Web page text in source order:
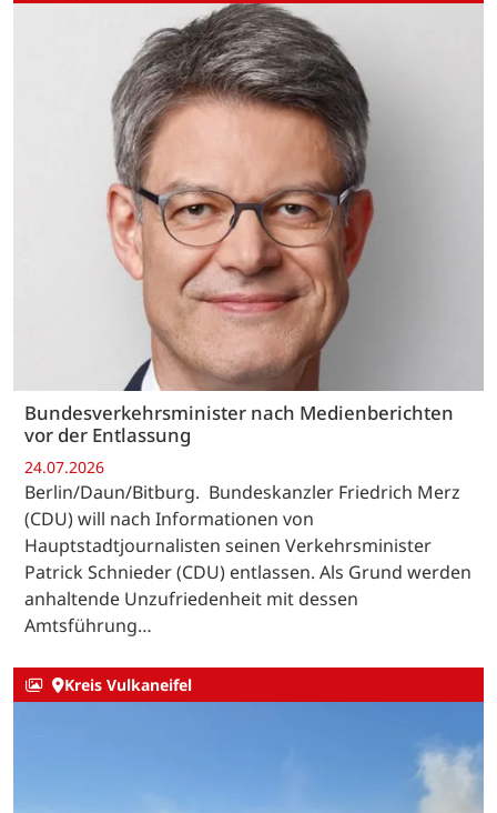
Bundesverkehrsminister nach Medienberichten
vor der Entlassung
24.07.2026
Berlin/Daun/Bitburg. Bundeskanzler Friedrich Merz
(CDU) will nach Informationen von
Hauptstadtjournalisten seinen Verkehrsminister
Patrick Schnieder (CDU) entlassen. Als Grund werden
anhaltende Unzufriedenheit mit dessen
Amtsführung…
Kreis Vulkaneifel